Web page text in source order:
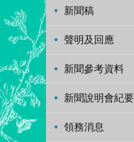
新聞稿
聲明及回應
新聞參考資料
新聞說明會紀要
領務消息